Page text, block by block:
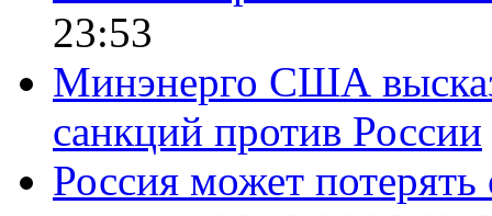
23:53
Минэнерго США
санкций против России
Россия может